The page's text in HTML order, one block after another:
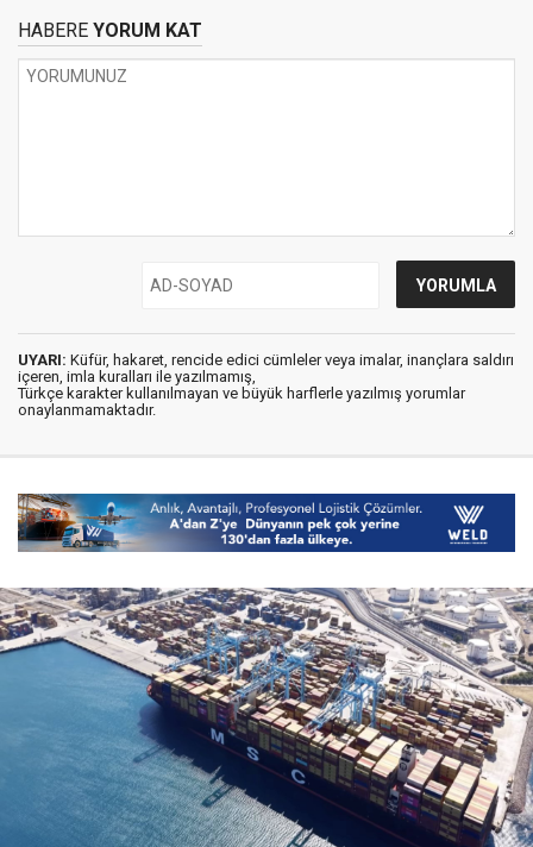
HABERE YORUM KAT
UYARI: Küfür, hakaret, rencide edici cümleler veya imalar, inançlara saldırı
içeren, imla kuralları ile yazılmamış,
Türkçe karakter kullanılmayan ve büyük harflerle yazılmış yorumlar
onaylanmamaktadır.